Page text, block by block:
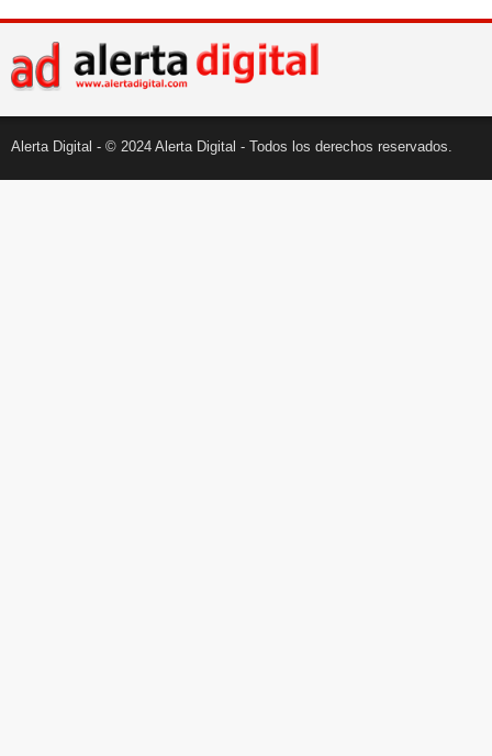
Alerta Digital - © 2024 Alerta Digital - Todos los derechos reservados.